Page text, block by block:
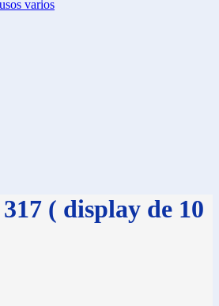
varios
( display de 10